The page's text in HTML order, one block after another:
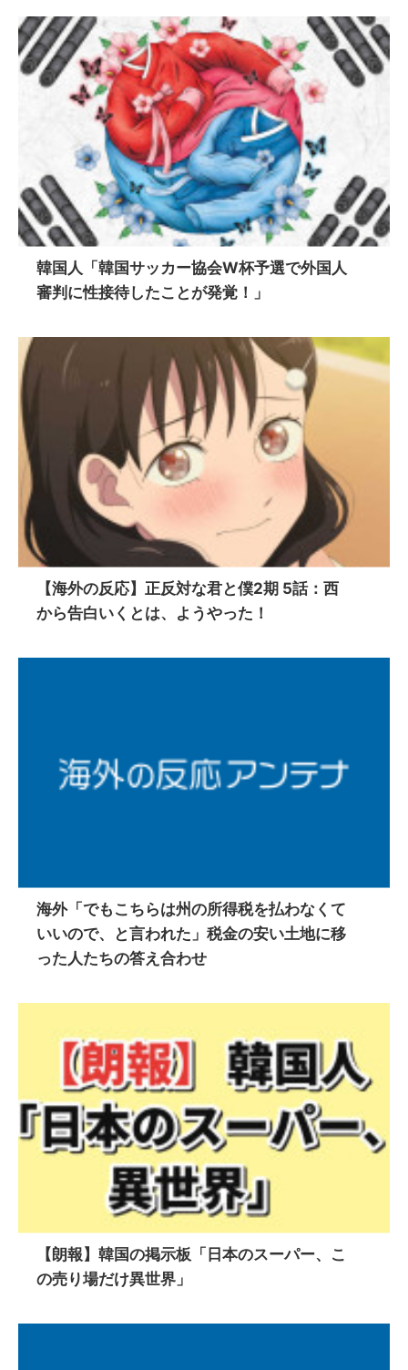
韓国人「韓国サッカー協会W杯予選で外国人
審判に性接待したことが発覚！」
【海外の反応】正反対な君と僕2期 5話：西
から告白いくとは、ようやった！
海外「でもこちらは州の所得税を払わなくて
いいので、と言われた」税金の安い土地に移
った人たちの答え合わせ
【朗報】韓国の掲示板「日本のスーパー、こ
の売り場だけ異世界」